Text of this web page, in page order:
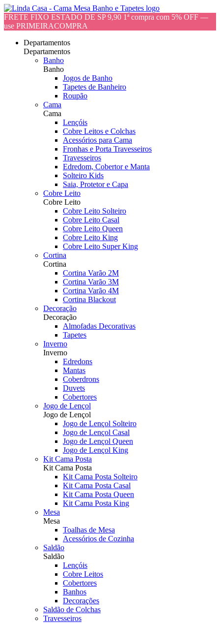
FRETE FIXO ESTADO DE SP 9,90 1ª compra com 5% OFF —
use PRIMEIRACOMPRA
Departamentos
Departamentos
Banho
Banho
Jogos de Banho
Tapetes de Banheiro
Roupão
Cama
Cama
Lençóis
Cobre Leitos e Colchas
Acessórios para Cama
Fronhas e Porta Travesseiros
Travesseiros
Edredom, Cobertor e Manta
Solteiro Kids
Saia, Protetor e Capa
Cobre Leito
Cobre Leito
Cobre Leito Solteiro
Cobre Leito Casal
Cobre Leito Queen
Cobre Leito King
Cobre Leito Super King
Cortina
Cortina
Cortina Varão 2M
Cortina Varão 3M
Cortina Varão 4M
Cortina Blackout
Decoração
Decoração
Almofadas Decorativas
Tapetes
Inverno
Inverno
Edredons
Mantas
Coberdrons
Duvets
Cobertores
Jogo de Lençol
Jogo de Lençol
Jogo de Lençol Solteiro
Jogo de Lençol Casal
Jogo de Lençol Queen
Jogo de Lençol King
Kit Cama Posta
Kit Cama Posta
Kit Cama Posta Solteiro
Kit Cama Posta Casal
Kit Cama Posta Queen
Kit Cama Posta King
Mesa
Mesa
Toalhas de Mesa
Acessórios de Cozinha
Saldão
Saldão
Lençóis
Cobre Leitos
Cobertores
Banhos
Decorações
Saldão de Colchas
Travesseiros